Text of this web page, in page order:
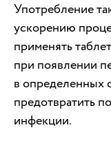
Употребление
ускорению
применять
при появлении
в определенных
предотвратить
инфекции.